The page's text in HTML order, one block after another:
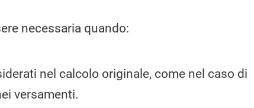
necessaria quando:
nel calcolo originale, come nel caso di
versamenti.